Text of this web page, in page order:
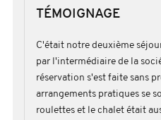
TÉMOIGNAGE
C'était notre deuxième
par l'intermédiaire de la
réservation s'est faite sans
arrangements pratiques se
roulettes et le chalet était